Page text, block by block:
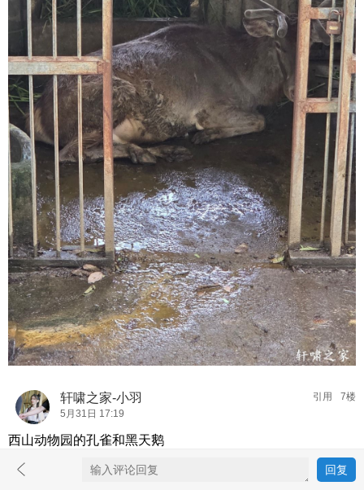
轩啸之家-小羽
5月31日 17:19
引用 7楼
西山动物园的孔雀和黑天鹅